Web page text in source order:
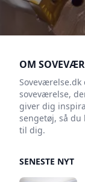
Sidebar
OM
soveværelse,
giver dig
sengetøj, så du
til dig.
SENESTE NYT